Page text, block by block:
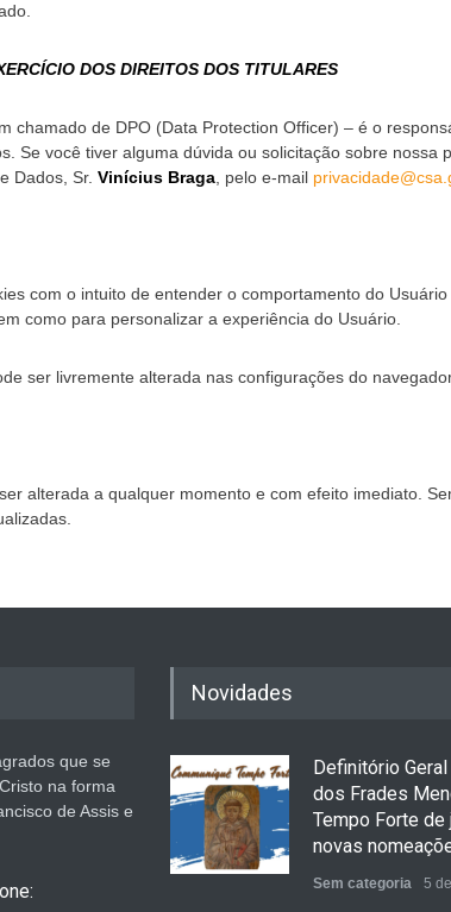
DOS DIREITOS DOS TITULARES
chamado de DPO (Data Protection Officer) – é o
Se você tiver alguma dúvida ou solicitação sobre
Dados, Sr. Vinícius Braga , pelo e-mail
com o intuito de entender o comportamento do
como para personalizar a experiência do Usuário.
ser livremente alterada nas configurações do
alterada a qualquer momento e com efeito imediato.
que se
na forma
de Assis e
Novidades
Definitório
dos Frades
Tempo Forte de
novas
Sem categoria 5